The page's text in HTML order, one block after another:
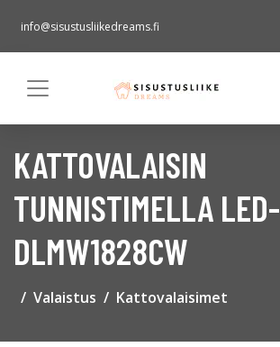
info@sisustusliikedreams.fi
KATTOVALAISIN
TUNNISTIMELLA LED-
DLMW1828CW
Valaistus Kattovalaisimet